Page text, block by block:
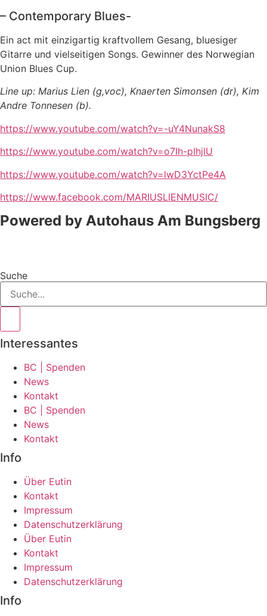
– Contemporary Blues-
Ein act mit einzigartig kraftvollem Gesang, bluesiger
Gitarre und vielseitigen Songs. Gewinner des Norwegian
Union Blues Cup.
Line up: Marius Lien (g,voc), Knaerten Simonsen (dr), Kim
Andre Tonnesen (b).
https://www.youtube.com/watch?v=-uY4NunakS8
https://www.youtube.com/watch?v=o7Ih-pIhjlU
https://www.youtube.com/watch?v=lwD3YctPe4A
https://www.facebook.com/MARIUSLIENMUSIC/
Powered by Autohaus Am Bungsberg
Suche
Interessantes
BC | Spenden
News
Kontakt
BC | Spenden
News
Kontakt
Info
Über Eutin
Kontakt
Impressum
Datenschutzerklärung
Über Eutin
Kontakt
Impressum
Datenschutzerklärung
Info